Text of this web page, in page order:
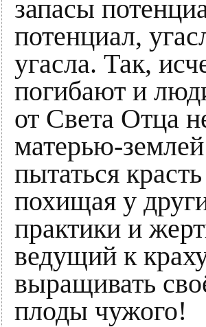
запасы
потенциал,
угасла. Так,
погибают и
от Света Отца
матерью-
пытаться
похищая у
практики и
ведущий к
выращивать
плоды чужого!